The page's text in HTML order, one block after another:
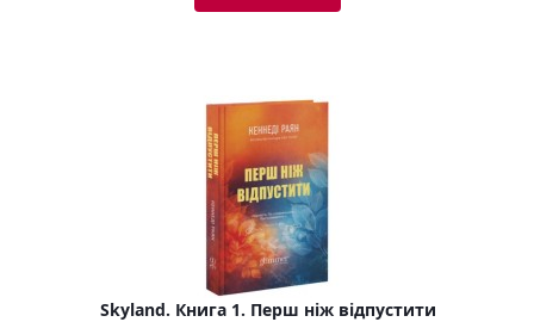
Skyland. Книга 1. Перш ніж відпустити